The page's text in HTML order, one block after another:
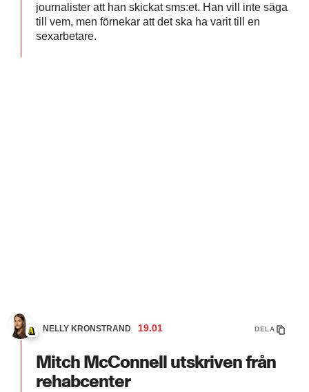
journalister att han skickat sms:et. Han vill inte säga
till vem, men förnekar att det ska ha varit till en
sexarbetare.
NELLY KRONSTRAND 19.01 DELA
Mitch McConnell utskriven från
rehabcenter